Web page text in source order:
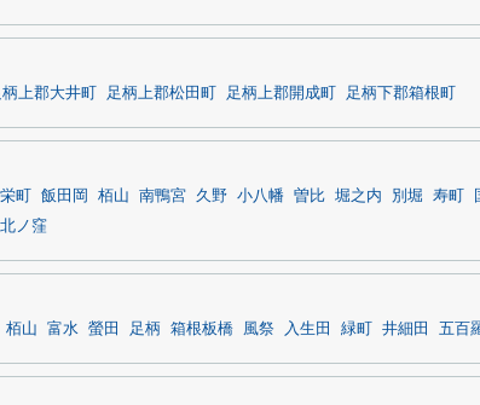
上郡大井町 足柄上郡松田町 足柄上郡開成町 足柄下郡箱根町
栄町 飯田岡 栢山 南鴨宮 久野 小八幡 曽比 堀之内 別堀 寿町
北ノ窪
栢山 富水 螢田 足柄 箱根板橋 風祭 入生田 緑町 井細田 五百